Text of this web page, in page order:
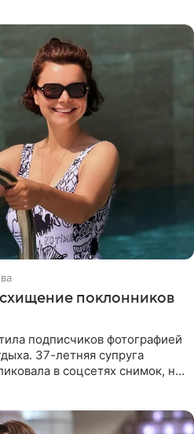
поклонников
подписчиков фотографией
37-летняя супруга
в соцсетях снимок, на